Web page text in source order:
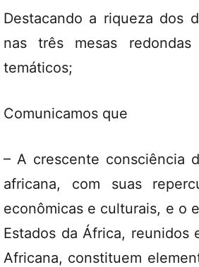
Destacando a riqueza dos
nas três mesas
temáticos;
Comunicamos que
– A crescente consciência
africana, com suas
econômicas e culturais, e o
Estados da África, reunidos
Africana, constituem